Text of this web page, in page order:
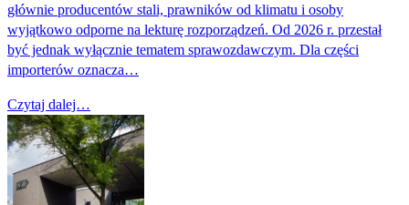
głównie producentów stali, prawników od klimatu i osoby
wyjątkowo odporne na lekturę rozporządzeń. Od 2026 r. przestał
być jednak wyłącznie tematem sprawozdawczym. Dla części
importerów oznacza…
Czytaj dalej…